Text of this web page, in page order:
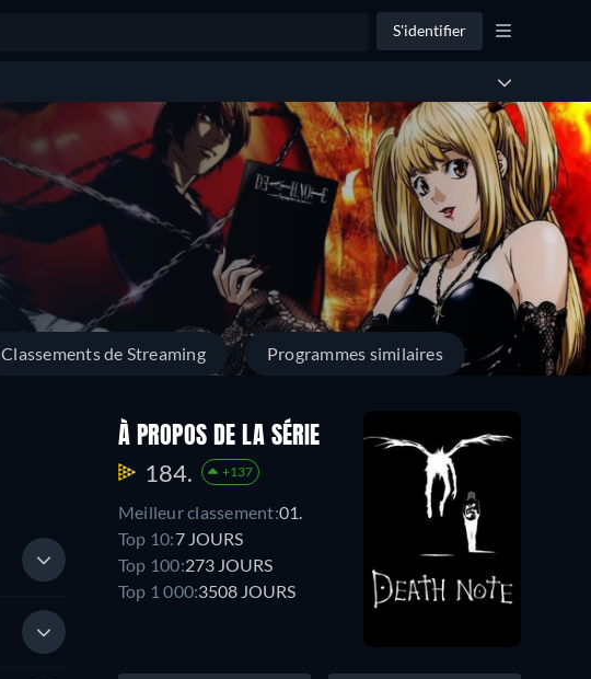
S'identifier
Classements de Streaming Programmes similaires
À PROPOS DE LA SÉRIE
184. +137
Meilleur classement:01.
Top 10:7 JOURS
Top 100:273 JOURS
Top 1 000:3508 JOURS